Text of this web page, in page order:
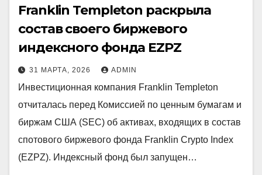
Franklin Templeton раскрыла
состав своего биржевого
индексного фонда EZPZ
31 МАРТА, 2026 ADMIN
Инвестиционная компания Franklin Templeton
отчиталась перед Комиссией по ценным бумагам и
биржам США (SEC) об активах, входящих в состав
спотового биржевого фонда Franklin Crypto Index
(EZPZ). Индексный фонд был запущен…